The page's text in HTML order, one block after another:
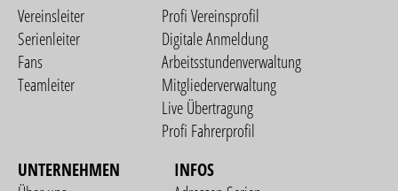
Vereinsleiter
Serienleiter
Fans
Teamleiter
Profi Vereinsprofil
Digitale Anmeldung
Arbeitsstundenverwaltung
Mitgliederverwaltung
Live Übertragung
Profi Fahrerprofil
UNTERNEHMEN
INFOS